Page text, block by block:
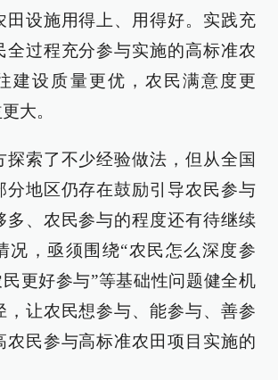
田设施用得上、用得好。实践充
全过程充分参与实施的高标准农
建设质量更优，农民满意度更
大。
探索了不少经验做法，但从全国
分地区仍存在鼓励引导农民参与
多、农民参与的程度还有待继续
况，亟须围绕“农民怎么深度参
民更好参与”等基础性问题健全机
，让农民想参与、能参与、善参
农民参与高标准农田项目实施的